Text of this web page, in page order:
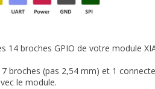
14 broches GPIO de votre module
broches (pas 2,54 mm) et 1
le module.